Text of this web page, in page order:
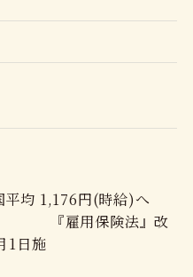
1,176円(時給)へ
〉 『雇用保険法』改
1日施